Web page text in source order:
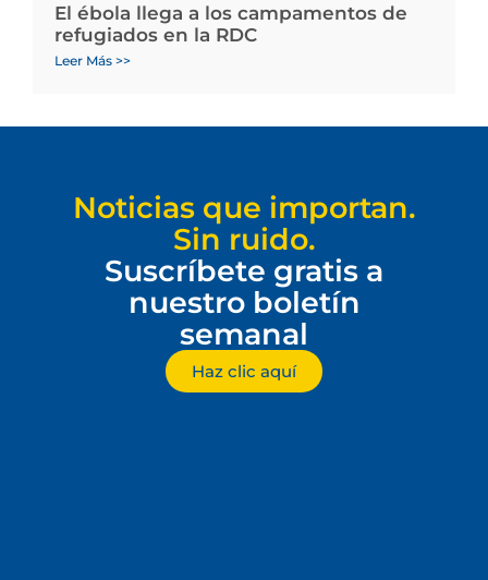
El ébola llega a los campamentos de
refugiados en la RDC
Leer Más >>
Noticias que importan.
Sin ruido.
Suscríbete gratis a
nuestro boletín
semanal
Haz clic aquí